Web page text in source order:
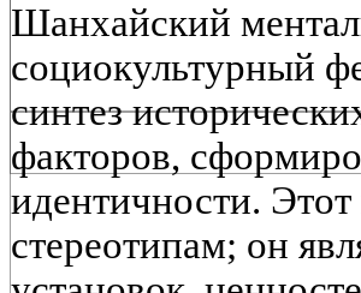
Шанхайский
социокультурный
синтез
факторов,
идентичности.
стереотипам; он